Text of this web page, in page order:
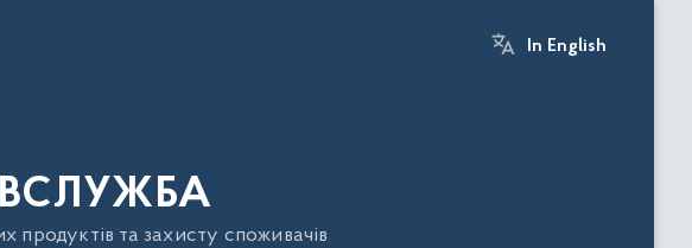
In English
та захисту споживачів